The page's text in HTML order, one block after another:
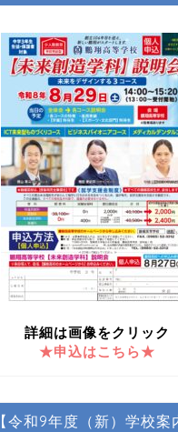
詳細は画像をクリック
★申込はこちら★
【令和9年度（新）学校案